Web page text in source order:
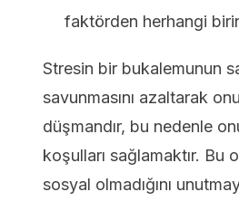
faktörden herhangi
Stresin bir bukalemunun
savunmasını azaltarak
düşmandır, bu nedenle
koşulları sağlamaktır.
sosyal olmadığını